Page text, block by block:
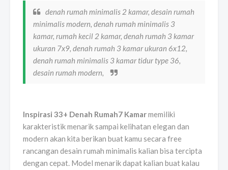
denah rumah minimalis 2 kamar, desain rumah
minimalis modern, denah rumah minimalis 3
kamar, rumah kecil 2 kamar, denah rumah 3 kamar
ukuran 7x9, denah rumah 3 kamar ukuran 6x12,
denah rumah minimalis 3 kamar tidur type 36,
desain rumah modern,
Inspirasi 33+ Denah Rumah7 Kamarmemiliki
karakteristik menarik sampai kelihatan elegan dan
modern akan kita berikan buat kamu secara free
rancangan desain rumah minimalis kalian bisa tercipta
dengan cepat. Model menarik dapat kalian buat kalau